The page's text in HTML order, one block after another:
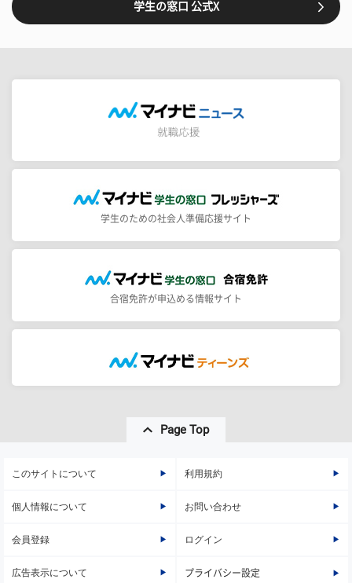
学生の窓口 公式X
学生のための社会人準備応援サイト
合宿免許が申込める情報サイト
Page Top
このサイトについて 利用規約
個人情報について お問い合わせ
会員登録 ログイン
広告表示について プライバシー設定